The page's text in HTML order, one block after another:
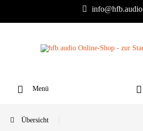
info@hfb.audio
Menü
Übersicht